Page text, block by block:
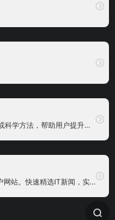
少数派致力于更好地运用数字产品或科学方法，帮助用户提升工作效率和生活品质
IT之家，青岛软媒旗下，IT科技门户网站。快速精选IT新闻，实时报道科技周边，关注苹果iOS、谷歌Android、微软Windows Phone，紧盯iPhone/iPad、安卓智能设备、WP手机等数码潮流。技术资讯、攻略教程、资源下载 - IT人的生活，尽在IT之家，爱IT，爱这里。